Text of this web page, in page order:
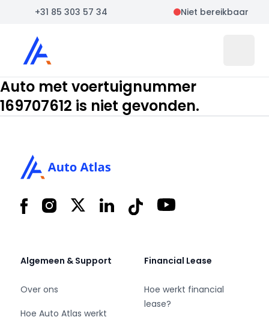
+31 85 303 57 34 Niet bereikbaar
Auto Atlas
Auto met voertuignummer
169707612 is niet gevonden.
FacebookInstagram
X LinkedInTiktok YouTube
Algemeen & Support
Over ons
Hoe Auto Atlas werkt
Financial Lease
Hoe werkt financial
lease?